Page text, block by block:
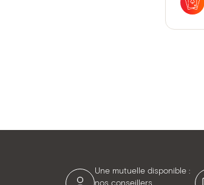
Une mutuelle disponible :
nos conseillers